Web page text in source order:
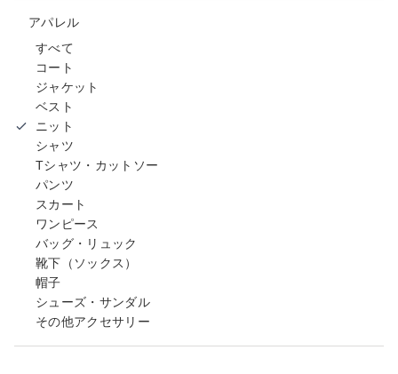
アパレル
すべて
コート
ジャケット
ベスト
ニット
シャツ
Tシャツ・カットソー
パンツ
スカート
ワンピース
バッグ・リュック
靴下（ソックス）
帽子
シューズ・サンダル
その他アクセサリー